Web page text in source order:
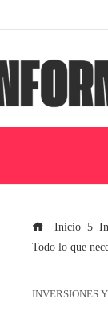
Inicio
Todo lo que
INVERSIONES